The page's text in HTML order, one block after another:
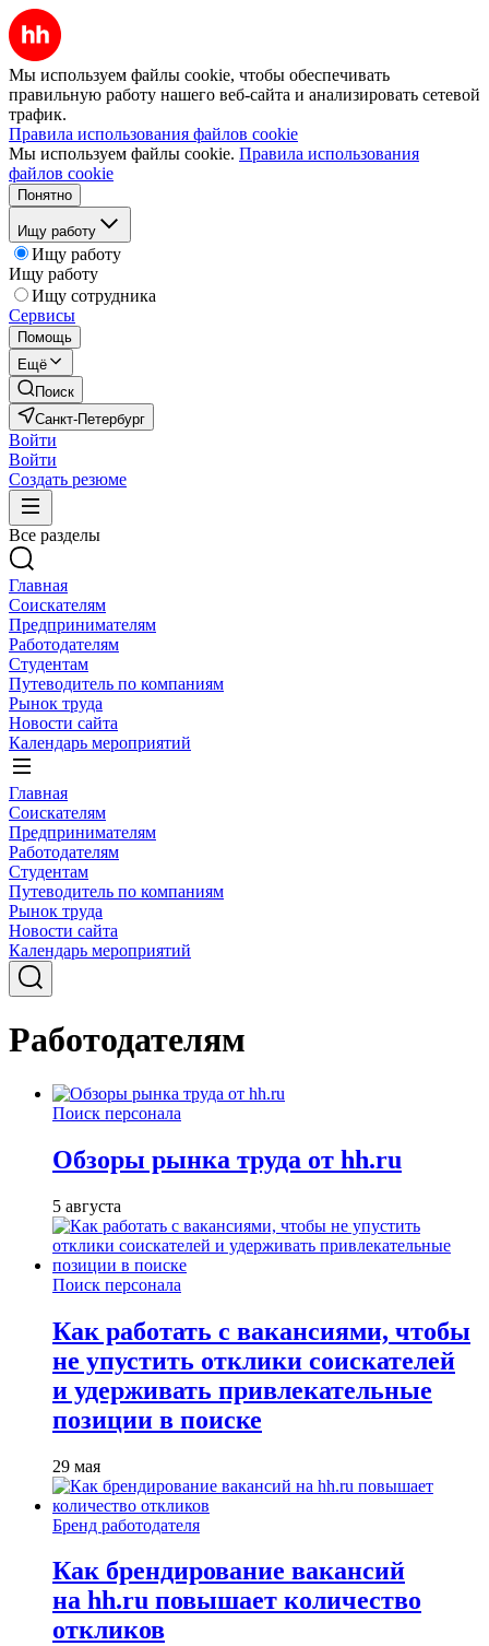
Мы используем файлы cookie, чтобы обеспечивать
правильную работу нашего веб-сайта и анализировать сетевой
трафик.
Правила использования файлов cookie
Мы используем файлы cookie. Правила использования
файлов cookie
Понятно
Ищу работу
Ищу работу
Ищу работу
Ищу сотрудника
Сервисы
Помощь
Ещё
Поиск
Санкт-Петербург
Войти
Войти
Создать резюме
Все разделы
Главная
Соискателям
Предпринимателям
Работодателям
Студентам
Путеводитель по компаниям
Рынок труда
Новости сайта
Календарь мероприятий
Главная
Соискателям
Предпринимателям
Работодателям
Студентам
Путеводитель по компаниям
Рынок труда
Новости сайта
Календарь мероприятий
Работодателям
Поиск персонала
Обзоры рынка труда от hh.ru
5 августа
Поиск персонала
Как работать с вакансиями, чтобы
не упустить отклики соискателей
и удерживать привлекательные
позиции в поиске
29 мая
Бренд работодателя
Как брендирование вакансий
на hh.ru повышает количество
откликов